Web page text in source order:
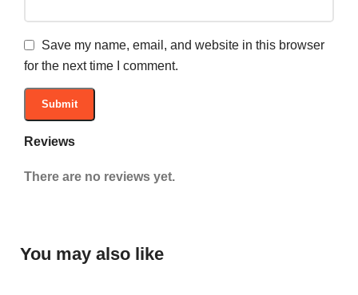
Reviews
There are no reviews yet.
Save my name, email, and website in this browser
for the next time I comment.
You may also like